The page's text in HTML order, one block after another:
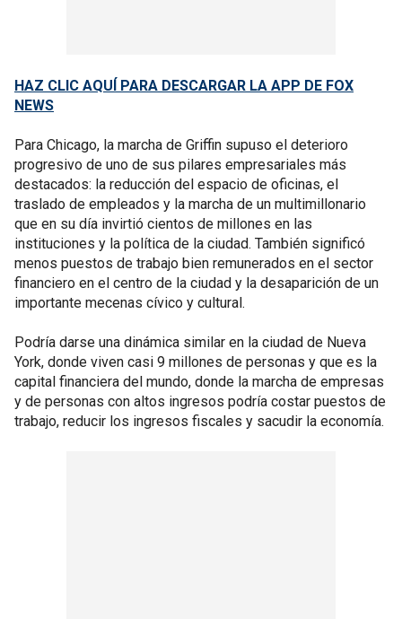
HAZ CLIC AQUÍ PARA DESCARGAR LA APP DE FOX
NEWS
Para Chicago, la marcha de Griffin supuso el deterioro
progresivo de uno de sus pilares empresariales más
destacados: la reducción del espacio de oficinas, el
traslado de empleados y la marcha de un multimillonario
que en su día invirtió cientos de millones en las
instituciones y la política de la ciudad. También significó
menos puestos de trabajo bien remunerados en el sector
financiero en el centro de la ciudad y la desaparición de un
importante mecenas cívico y cultural.
Podría darse una dinámica similar en la ciudad de Nueva
York, donde viven casi 9 millones de personas y que es la
capital financiera del mundo, donde la marcha de empresas
y de personas con altos ingresos podría costar puestos de
trabajo, reducir los ingresos fiscales y sacudir la economía.